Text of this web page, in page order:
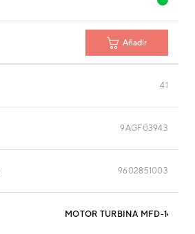
Añadir
41
9AGF03943
9602851003
MOTOR TURBINA MFD-145XN